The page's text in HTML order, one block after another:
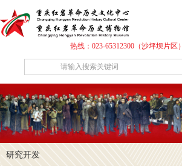
热线：023-65312300（沙坪坝片区
研究开发